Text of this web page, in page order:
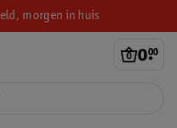
morgen in huis
0.
00